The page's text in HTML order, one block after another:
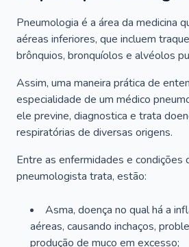
Pneumologia é a área da medicina
aéreas inferiores, que incluem
brônquios, bronquíolos e alvéolos
Assim, uma maneira prática de
especialidade de um médico
ele previne, diagnostica e trata
respiratórias de diversas origens.
Entre as enfermidades e condições
pneumologista trata, estão:
Asma, doença no qual há a
aéreas, causando inchaços,
produção de muco em excesso;